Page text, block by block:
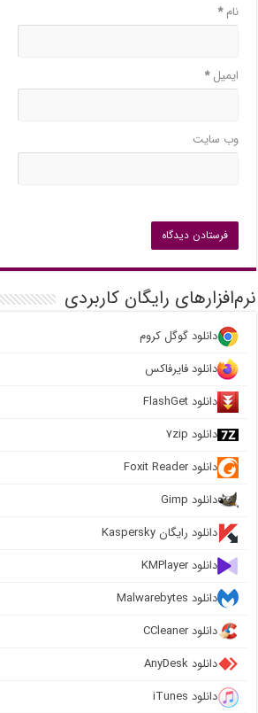
نام*
ایمیل*
وب‌ سایت
نرم‌افزارهای رایگان کاربردی
دانلود گوگل کروم
دانلود فایرفاکس
دانلود FlashGet
دانلود ۷zip
دانلود Foxit Reader
دانلود Gimp
دانلود رایگان Kaspersky
دانلود KMPlayer
دانلود Malwarebytes
دانلود CCleaner
دانلود AnyDesk
دانلود iTunes